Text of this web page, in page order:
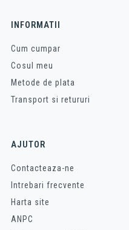
INFORMATII
Cum cumpar
Cosul meu
Metode de plata
Transport si retururi
AJUTOR
Contacteaza-ne
Intrebari frecvente
Harta site
ANPC